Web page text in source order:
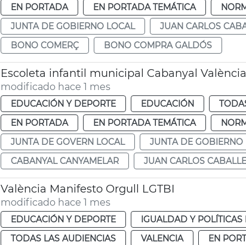
EN PORTADA
EN PORTADA TEMÁTICA
JUNTA DE GOBIERNO LOCAL
JUAN CARLOS
BONO COMERÇ
BONO COMPRA GALDÓS
Escoleta infantil municipal Cabanyal València
modificado hace 1 mes
EDUCACIÓN Y DEPORTE EDUCACIÓN
EN PORTADA
EN PORTADA TEMÁTICA
JUNTA DE GOVERN LOCAL
JUNTA DE GOBIERNO
CABANYAL CANYAMELAR
JUAN CARLOS
València Manifesto Orgull LGTBI
modificado hace 1 mes
EDUCACIÓN Y DEPORTE IGUALDAD Y POLÍTICAS
TODAS LAS AUDIENCIAS
VALENCIA EN